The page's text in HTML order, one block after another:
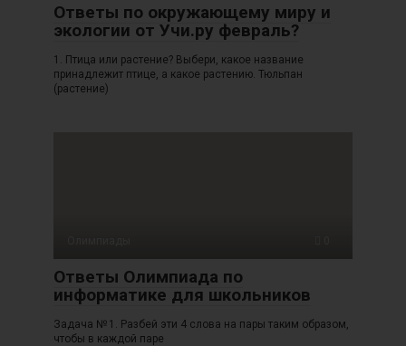
Ответы по окружающему миру и
экологии от Учи.ру февраль?
1. Птица или растение? Выбери, какое название
принадлежит птице, а какое растению. Тюльпан
(растение)
Ответы Олимпиада по
информатике для школьников
Задача № 1. Разбей эти 4 слова на пары таким образом,
чтобы в каждой паре